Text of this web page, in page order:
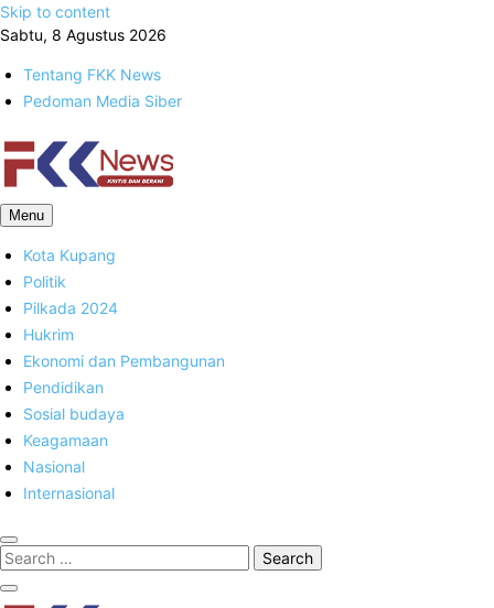
Skip to content
Sabtu, 8 Agustus 2026
Tentang FKK News
Pedoman Media Siber
FKK News
Menu
Kota Kupang
Politik
Pilkada 2024
Hukrim
Ekonomi dan Pembangunan
Pendidikan
Sosial budaya
Keagamaan
Nasional
Internasional